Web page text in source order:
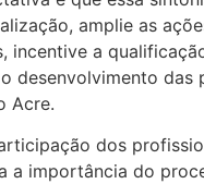
amplie as
incentive a
desenvolvimento das
Acre.
dos
a importância do